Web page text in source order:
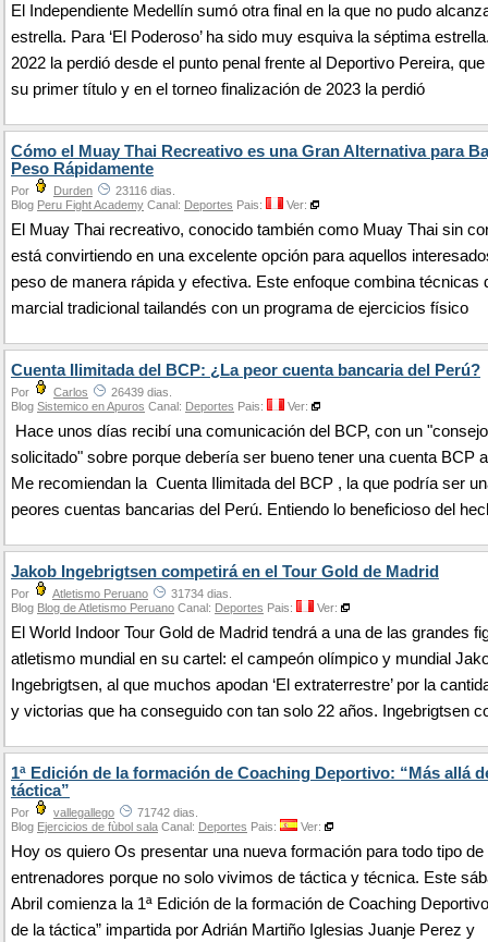
El Independiente Medellín sumó otra final en la que no pudo
estrella. Para ‘El Poderoso’ ha sido muy esquiva la séptima
2022 la perdió desde el punto penal frente al Deportivo Pereira,
su primer título y en el torneo finalización de 2023 la perdió
Cómo el Muay Thai Recreativo es una Gran Alternativa para
Peso Rápidamente
Por Durden
23116 dias.
Blog Peru Fight Academy Canal: Deportes Pais: Ver:
El Muay Thai recreativo, conocido también como Muay Thai sin
está convirtiendo en una excelente opción para aquellos
peso de manera rápida y efectiva. Este enfoque combina técnicas
marcial tradicional tailandés con un programa de ejercicios físico
Cuenta Ilimitada del BCP: ¿La peor cuenta bancaria del Perú?
Por Carlos
26439 dias.
Blog Sistemico en Apuros Canal: Deportes Pais: Ver:
Hace unos días recibí una comunicación del BCP, con un
solicitado" sobre porque debería ser bueno tener una cuenta BCP
Me recomiendan la Cuenta Ilimitada del BCP , la que podría ser
peores cuentas bancarias del Perú. Entiendo lo beneficioso del
Jakob Ingebrigtsen competirá en el Tour Gold de Madrid
Por Atletismo Peruano
31734 dias.
Blog Blog de Atletismo Peruano Canal: Deportes Pais: Ver:
El World Indoor Tour Gold de Madrid tendrá a una de las grandes
atletismo mundial en su cartel: el campeón olímpico y mundial
Ingebrigtsen, al que muchos apodan ‘El extraterrestre’ por la
y victorias que ha conseguido con tan solo 22 años. Ingebrigtsen
1ª Edición de la formación de Coaching Deportivo: “Más allá
táctica”
Por vallegallego
71742 dias.
Blog Ejercicios de fùbol sala Canal: Deportes Pais: Ver:
Hoy os quiero Os presentar una nueva formación para todo tipo de
entrenadores porque no solo vivimos de táctica y técnica. Este
Abril comienza la 1ª Edición de la formación de Coaching
de la táctica” impartida por Adrián Martiño Iglesias Juanje Perez y